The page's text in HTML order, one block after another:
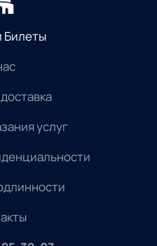
Билеты
услуг